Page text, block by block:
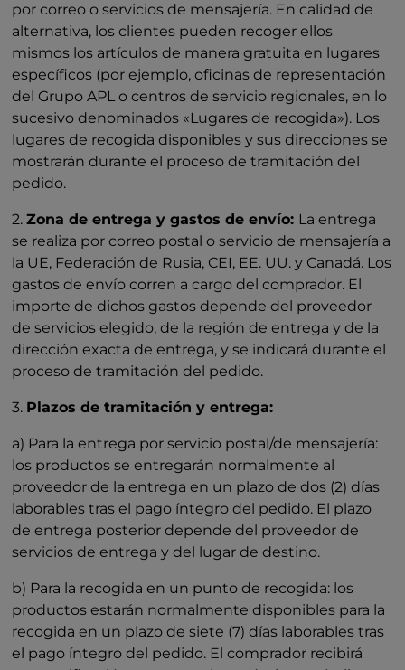
por correo o servicios de mensajería. En calidad de
alternativa, los clientes pueden recoger ellos
mismos los artículos de manera gratuita en lugares
específicos (por ejemplo, oficinas de representación
del Grupo APL o centros de servicio regionales, en lo
sucesivo denominados «Lugares de recogida»). Los
lugares de recogida disponibles y sus direcciones se
mostrarán durante el proceso de tramitación del
pedido.
2.Zona de entrega y gastos de envío: La entrega
se realiza por correo postal o servicio de mensajería a
la UE, Federación de Rusia, CEI, EE. UU. y Canadá. Los
gastos de envío corren a cargo del comprador. El
importe de dichos gastos depende del proveedor
de servicios elegido, de la región de entrega y de la
dirección exacta de entrega, y se indicará durante el
proceso de tramitación del pedido.
3. Plazos de tramitación y entrega:
a) Para la entrega por servicio postal/de mensajería:
los productos se entregarán normalmente al
proveedor de la entrega en un plazo de dos (2) días
laborables tras el pago íntegro del pedido. El plazo
de entrega posterior depende del proveedor de
servicios de entrega y del lugar de destino.
b) Para la recogida en un punto de recogida: los
productos estarán normalmente disponibles para la
recogida en un plazo de siete (7) días laborables tras
el pago íntegro del pedido. El comprador recibirá